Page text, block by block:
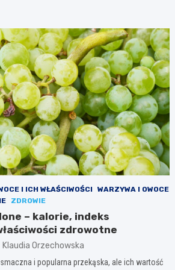
I ICH WŁAŚCIWOŚCI
WARZYWA I OWOCE
ZDROWIE
– kalorie, indeks
zdrowotne
Klaudia Orzechowska
i popularna przekąska, ale ich wartość